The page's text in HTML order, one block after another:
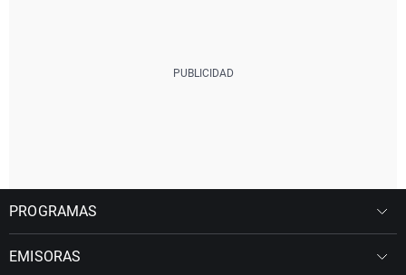
PROGRAMAS
EMISORAS